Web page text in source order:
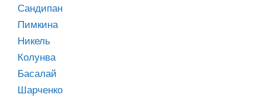
Сандипан
Пимкина
Никель
Колунва
Басалай
Шарченко